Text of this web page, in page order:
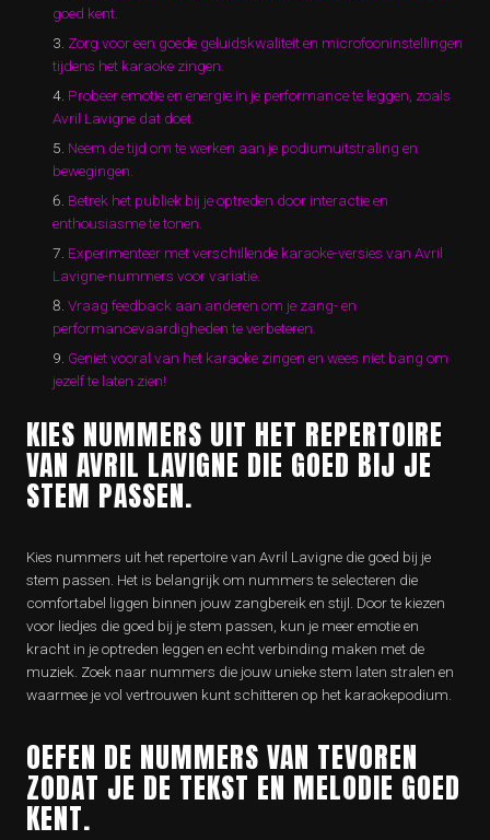
goed kent.
Zorg voor een goede geluidskwaliteit en microfooninstellingen
tijdens het karaoke zingen.
Probeer emotie en energie in je performance te leggen, zoals
Avril Lavigne dat doet.
Neem de tijd om te werken aan je podiumuitstraling en
bewegingen.
Betrek het publiek bij je optreden door interactie en
enthousiasme te tonen.
Experimenteer met verschillende karaoke-versies van Avril
Lavigne-nummers voor variatie.
Vraag feedback aan anderen om je zang- en
performancevaardigheden te verbeteren.
Geniet vooral van het karaoke zingen en wees niet bang om
jezelf te laten zien!
KIES NUMMERS UIT HET REPERTOIRE
VAN AVRIL LAVIGNE DIE GOED BIJ JE
STEM PASSEN.
Kies nummers uit het repertoire van Avril Lavigne die goed bij je
stem passen. Het is belangrijk om nummers te selecteren die
comfortabel liggen binnen jouw zangbereik en stijl. Door te kiezen
voor liedjes die goed bij je stem passen, kun je meer emotie en
kracht in je optreden leggen en echt verbinding maken met de
muziek. Zoek naar nummers die jouw unieke stem laten stralen en
waarmee je vol vertrouwen kunt schitteren op het karaokepodium.
OEFEN DE NUMMERS VAN TEVOREN
ZODAT JE DE TEKST EN MELODIE GOED
KENT.